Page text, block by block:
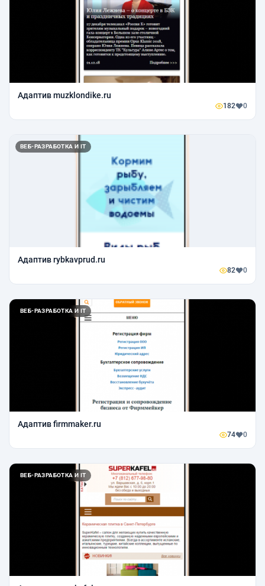
Адаптив muzklondike.ru
182 0
ВЕБ-РАЗРАБОТКА И IT
Адаптив rybkavprud.ru
82 0
ВЕБ-РАЗРАБОТКА И IT
Адаптив firmmaker.ru
74 0
ВЕБ-РАЗРАБОТКА И IT